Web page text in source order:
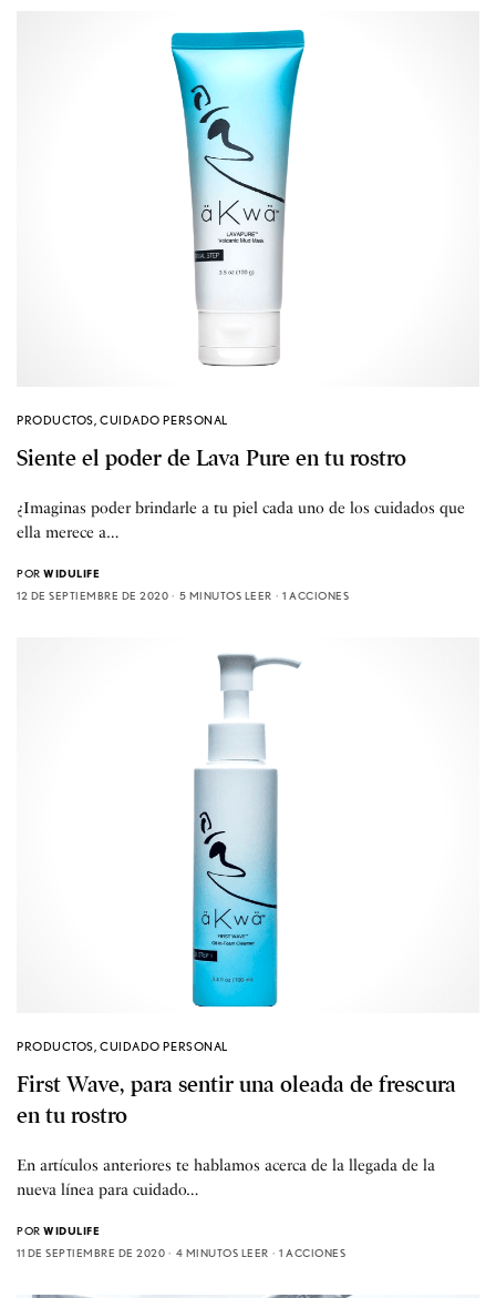
PRODUCTOS,CUIDADO PERSONAL
Siente el poder de Lava Pure en tu rostro
¿Imaginas poder brindarle a tu piel cada uno de los cuidados que
ella merece a…
POR WIDULIFE
12 DE SEPTIEMBRE DE 2020
5 MINUTOS LEER 1 ACCIONES
PRODUCTOS,CUIDADO PERSONAL
First Wave, para sentir una oleada de frescura
en tu rostro
En artículos anteriores te hablamos acerca de la llegada de la
nueva línea para cuidado…
POR WIDULIFE
11 DE SEPTIEMBRE DE 2020
4 MINUTOS LEER 1 ACCIONES